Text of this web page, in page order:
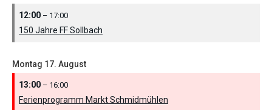
12:00 – 17:00
150 Jahre FF Sollbach
Montag 17. August
13:00 – 16:00
Ferienprogramm Markt Schmidmühlen